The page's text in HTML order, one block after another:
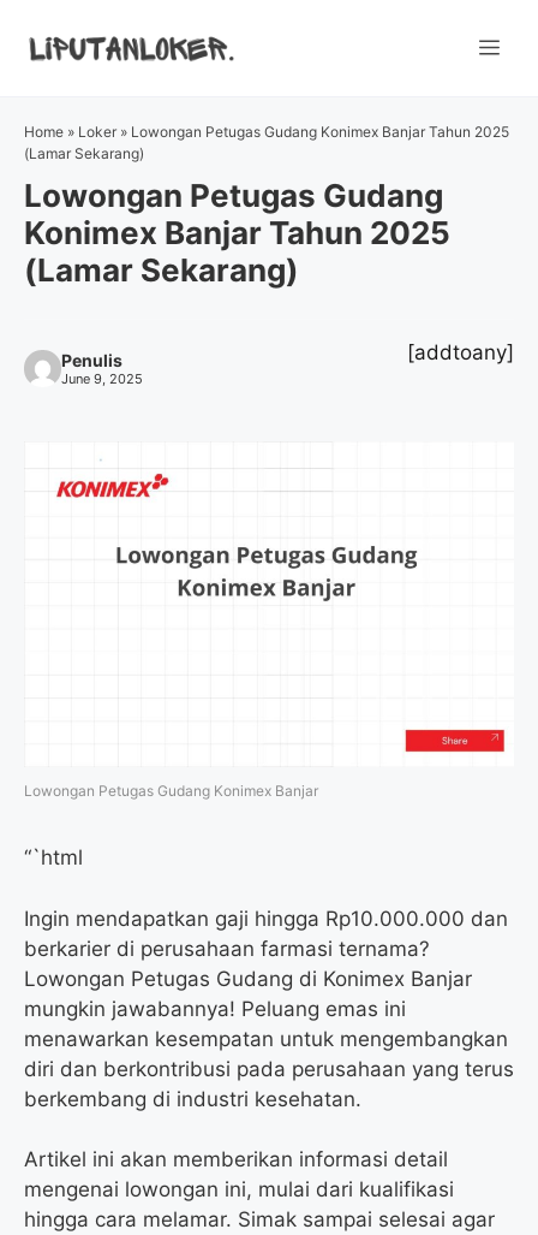
Home » Loker » Lowongan Petugas Gudang Konimex Banjar Tahun 2025
(Lamar Sekarang)
Lowongan Petugas Gudang
Konimex Banjar Tahun 2025
(Lamar Sekarang)
Penulis
June 9, 2025
[addtoany]
Lowongan Petugas Gudang Konimex Banjar
“`html
Ingin mendapatkan gaji hingga Rp10.000.000 dan
berkarier di perusahaan farmasi ternama?
Lowongan Petugas Gudang di Konimex Banjar
mungkin jawabannya! Peluang emas ini
menawarkan kesempatan untuk mengembangkan
diri dan berkontribusi pada perusahaan yang terus
berkembang di industri kesehatan.
Artikel ini akan memberikan informasi detail
mengenai lowongan ini, mulai dari kualifikasi
hingga cara melamar. Simak sampai selesai agar